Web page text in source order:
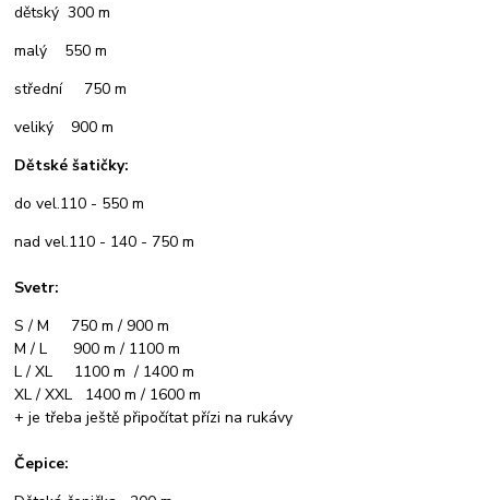
dětský 300 m
malý 550 m
střední 750 m
veliký 900 m
Dětské šatičky:
do vel.110 - 550 m
nad vel.110 - 140 - 750 m
Svetr:
S / M 750 m / 900 m
M / L 900 m / 1100 m
L / XL 1100 m / 1400 m
XL / XXL 1400 m / 1600 m
+ je třeba ještě připočítat přízi na rukávy
Čepice: